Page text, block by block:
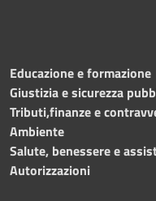
Educazione e formazione
Giustizia e sicurezza
Tributi,finanze e
Ambiente
Salute, benessere e
Autorizzazioni